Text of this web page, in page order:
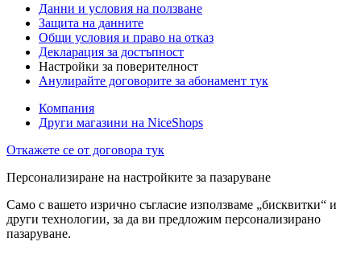
Данни и условия на ползване
Защита на данните
Общи условия и право на отказ
Декларация за достъпност
Настройки за поверителност
Анулирайте договорите за абонамент тук
Компания
Други магазини на NiceShops
Откажете се от договора тук
Персонализиране на настройките за пазаруване
Само с вашето изрично съгласие използваме „бисквитки“ и
други технологии, за да ви предложим персонализирано
пазаруване.